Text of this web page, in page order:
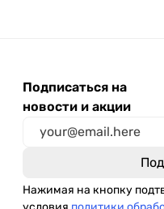
Подписаться на
новости и акции
Нажимая на кнопку